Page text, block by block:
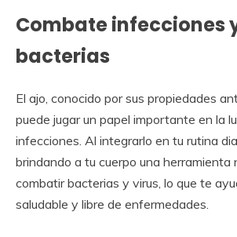
Combate infecciones
bacterias
El ajo, conocido por sus propiedades
puede jugar un papel importante en la
infecciones. Al integrarlo en tu rutina
brindando a tu cuerpo una herramienta
combatir bacterias y virus, lo que te
saludable y libre de enfermedades.